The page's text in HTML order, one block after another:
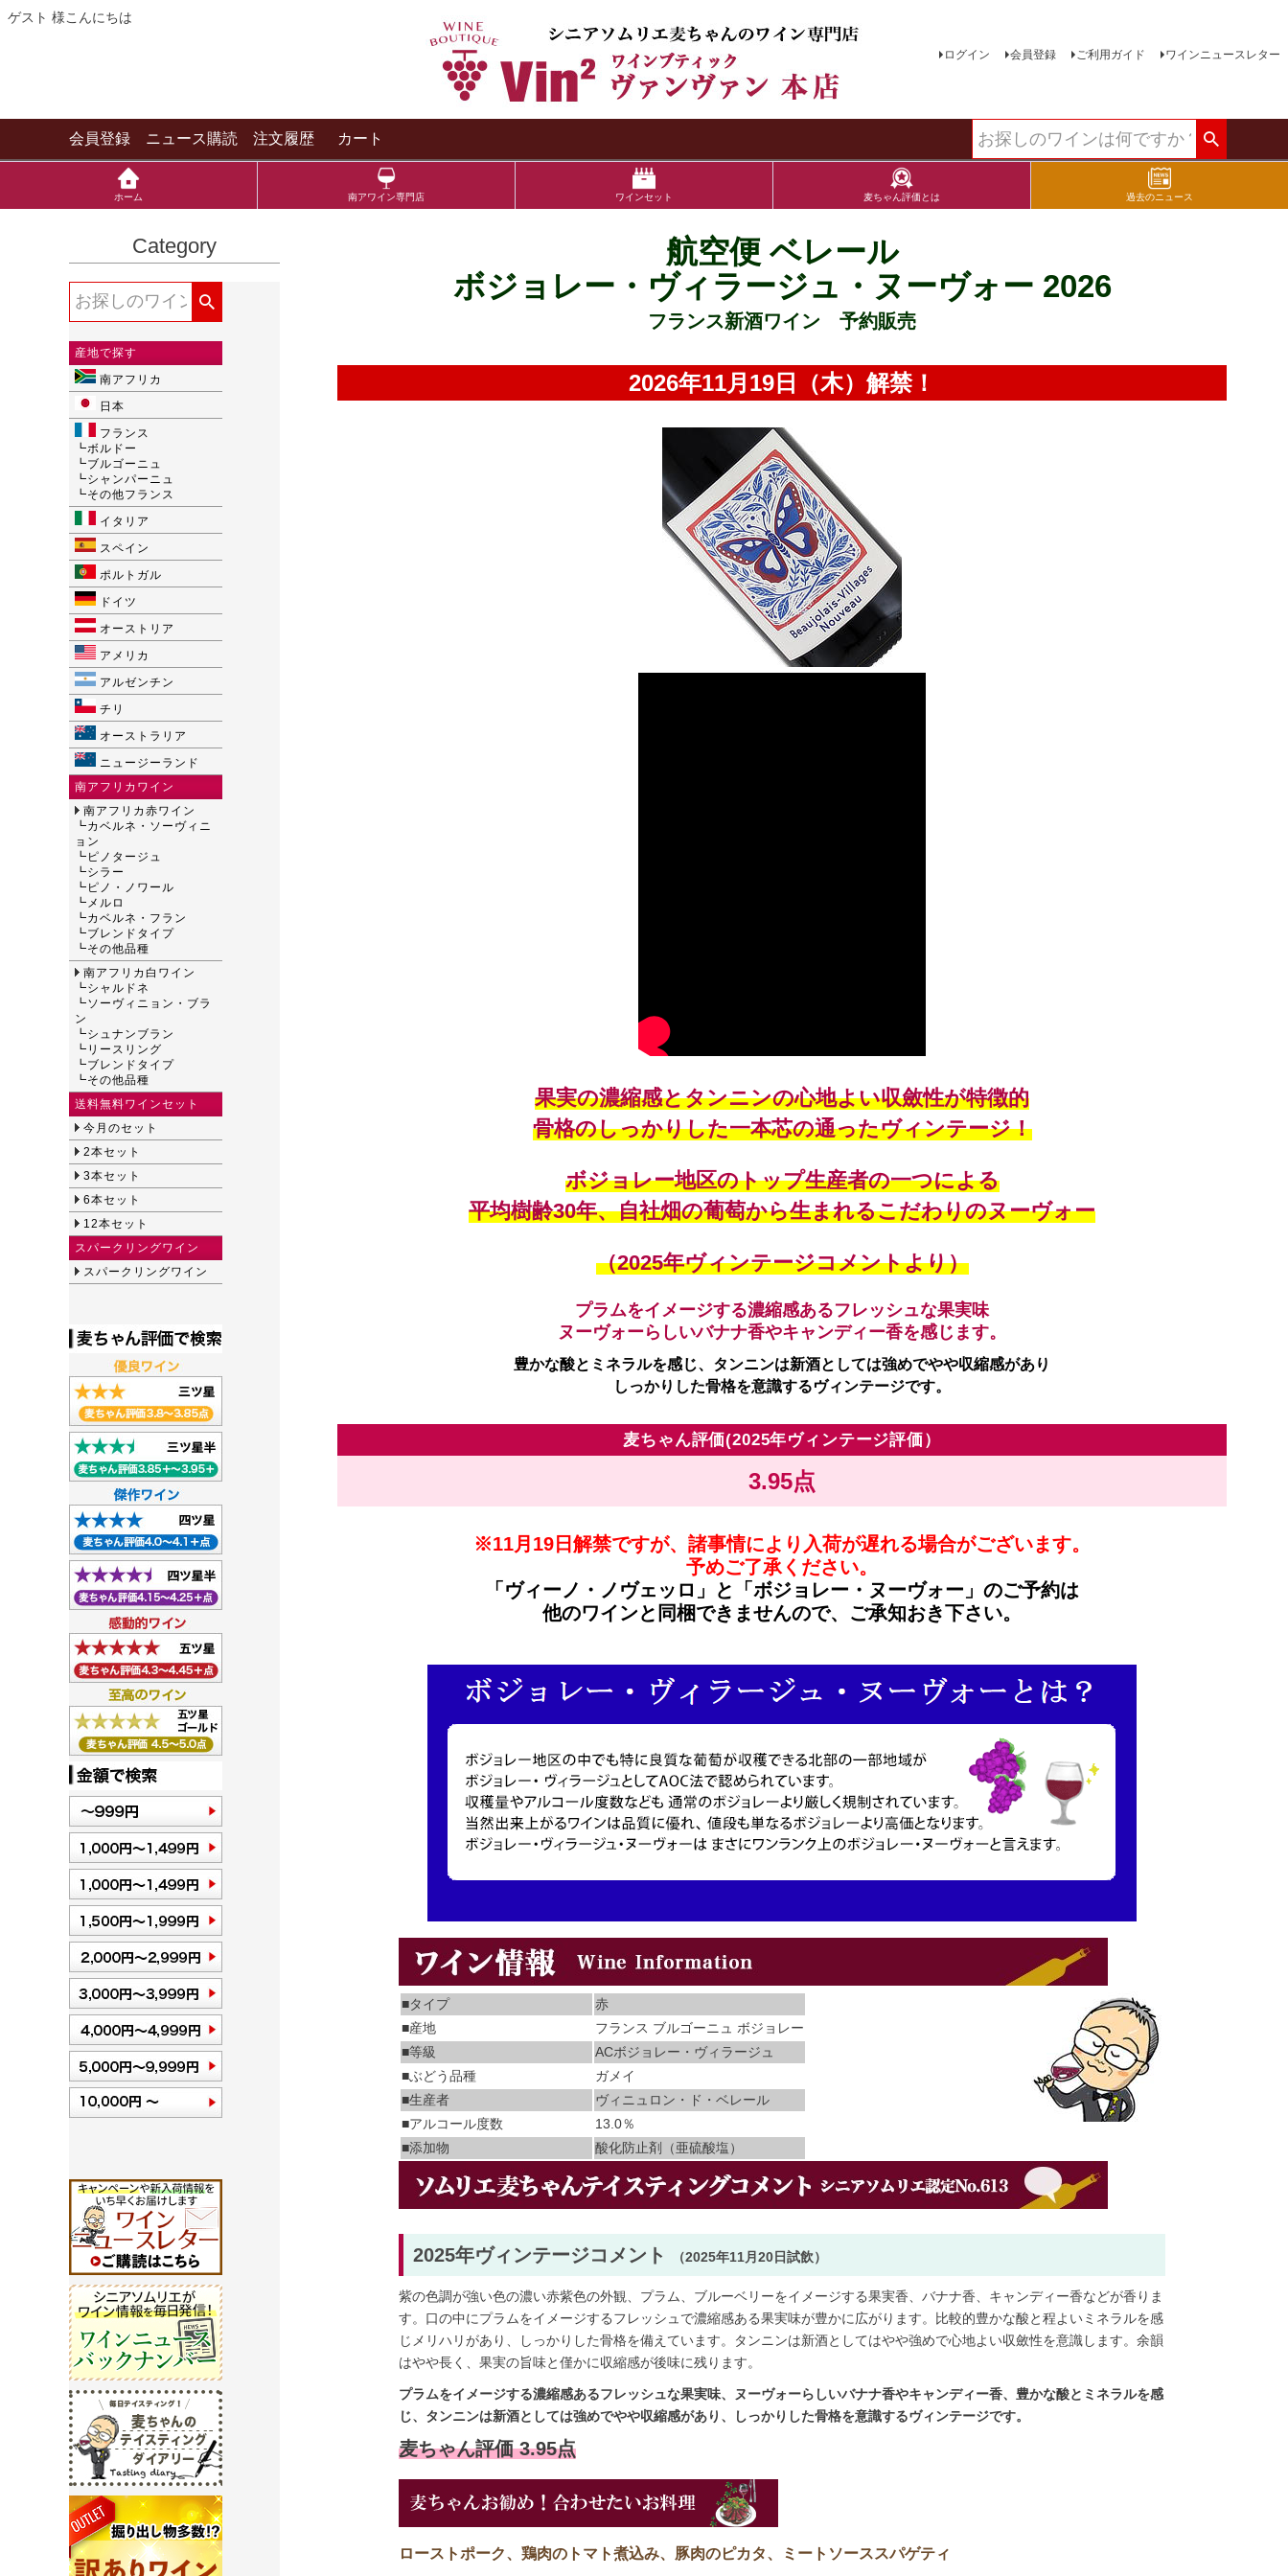
ゲスト 様こんにちは
ログイン 会員登録 ご利用ガイド ワインニュースレター
会員登録 ニュース購読 注文履歴 カート
ホーム 南アワイン専門店 ワインセット 麦ちゃん評価とは 過去のニュース
Category
産地で探す
南アフリカ
日本
フランス
┗ボルドー
┗ブルゴーニュ
┗シャンパーニュ
┗その他フランス
イタリア
スペイン
ポルトガル
ドイツ
オーストリア
アメリカ
アルゼンチン
チリ
オーストラリア
ニュージーランド
南アフリカワイン
南アフリカ赤ワイン
┗カベルネ・ソーヴィニ
ョン
┗ ピノタージュ
┗シラー
┗ ピノ・ノワール
┗ メルロ
┗カベルネ・フラン
┗ブレンドタイプ
┗その他品種
南アフリカ白ワイン
┗シャルドネ
┗ソーヴィニョン・ブラ
ン
┗シュナンブラン
┗ リースリング
┗ブレンドタイプ
┗その他品種
送料無料ワインセット
今月のセット
2本セット
3本セット
6本セット
12本セット
スパークリングワイン
スパークリングワイン
航空便 ベレール
ボジョレー・ヴィラージュ・ヌーヴォー 2026
フランス新酒ワイン 予約販売
2026年11月19日（木）解禁！
果実の濃縮感とタンニンの心地よい収斂性が特徴的
骨格のしっかりした一本芯の通ったヴィンテージ！
ボジョレー地区のトップ生産者の一つによる
平均樹齢30年、自社畑の葡萄から生まれるこだわりのヌーヴォー
（2025年ヴィンテージコメントより）
プラムをイメージする濃縮感あるフレッシュな果実味
ヌーヴォーらしいバナナ香やキャンディー香を感じます。
豊かな酸とミネラルを感じ、タンニンは新酒としては強めでやや収縮感があり
しっかりした骨格を意識するヴィンテージです。
麦ちゃん評価(2025年ヴィンテージ評価）
3.95点
※11月19日解禁ですが、諸事情により入荷が遅れる場合がございます。
予めご了承ください。
「ヴィーノ・ノヴェッロ」と「ボジョレー・ヌーヴォー」のご予約は
他のワインと同梱できませんので、ご承知おき下さい。
■タイプ
赤
■産地
フランス ブルゴーニュ ボジョレー
■等級
ACボジョレー・ヴィラージュ
■ぶどう品種
ガメイ
■生産者
ヴィニュロン・ド・ベレール
■アルコール度数
13.0％
■添加物
酸化防止剤（亜硫酸塩）
2025年ヴィンテージコメント （2025年11月20日試飲）
紫の色調が強い色の濃い赤紫色の外観、プラム、ブルーベリーをイメージする果実香、バナナ香、キャンディー香などが香りま
す。口の中にプラムをイメージするフレッシュで濃縮感ある果実味が豊かに広がります。比較的豊かな酸と程よいミネラルを感
じメリハリがあり、しっかりした骨格を備えています。タンニンは新酒としてはやや強めで心地よい収斂性を意識します。余韻
はやや長く、果実の旨味と僅かに収縮感が後味に残ります。
プラムをイメージする濃縮感あるフレッシュな果実味、ヌーヴォーらしいバナナ香やキャンディー香、豊かな酸とミネラルを感
じ、タンニンは新酒としては強めでやや収縮感があり、しっかりした骨格を意識するヴィンテージです。
麦ちゃん評価 3.95点
ローストポーク、鶏肉のトマト煮込み、豚肉のピカタ、ミートソーススパゲティ